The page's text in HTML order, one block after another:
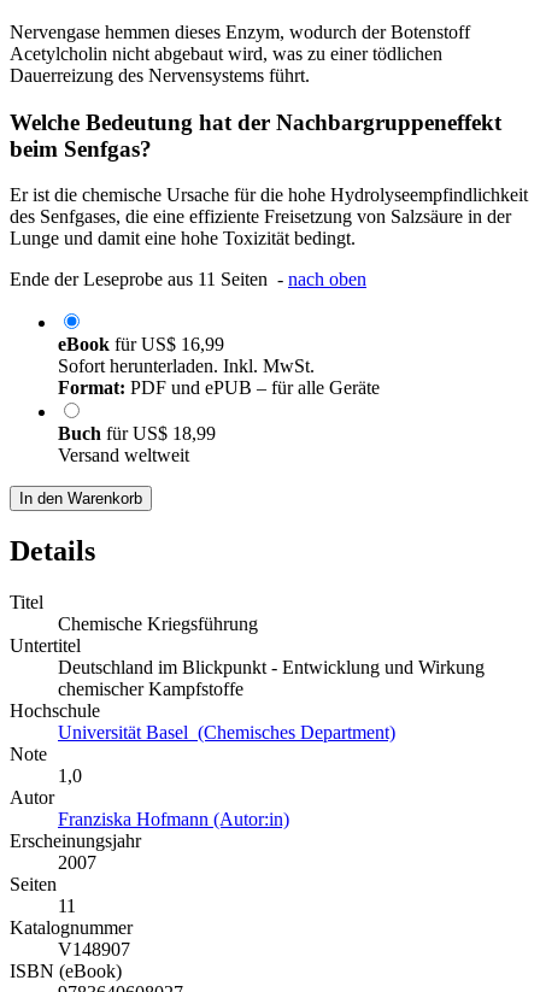
Nervengase hemmen dieses Enzym, wodurch der Botenstoff
Acetylcholin nicht abgebaut wird, was zu einer tödlichen
Dauerreizung des Nervensystems führt.
Welche Bedeutung hat der Nachbargruppeneffekt
beim Senfgas?
Er ist die chemische Ursache für die hohe Hydrolyseempfindlichkeit
des Senfgases, die eine effiziente Freisetzung von Salzsäure in der
Lunge und damit eine hohe Toxizität bedingt.
Ende der Leseprobe aus 11 Seiten - nach oben
eBook fürUS$ 16,99
Sofort herunterladen. Inkl. MwSt.
Format: PDF und ePUB – für alle Geräte
Buch fürUS$ 18,99
Versand weltweit
In den Warenkorb
Details
Titel
Chemische Kriegsführung
Untertitel
Deutschland im Blickpunkt - Entwicklung und Wirkung
chemischer Kampfstoffe
Hochschule
Universität Basel (Chemisches Department)
Note
1,0
Autor
Franziska Hofmann (Autor:in)
Erscheinungsjahr
2007
Seiten
11
Katalognummer
V148907
ISBN (eBook)